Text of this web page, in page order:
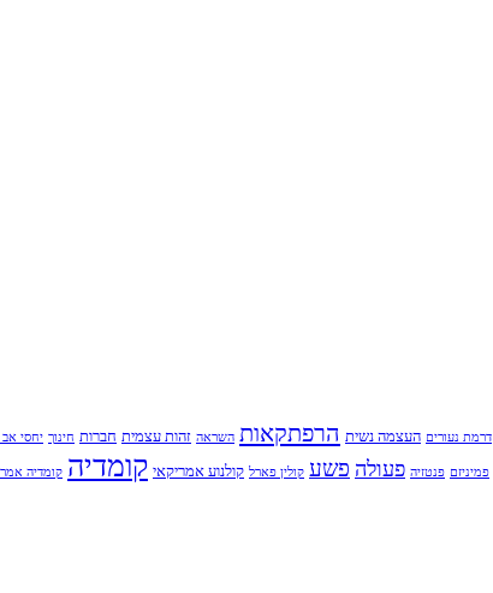
דרמת נעורים העצמה נשית הרפתקאות השראה זהות עצמית חברות חינוך יחסי אב
פמיניזם פנטזיה פעולה פשע קולין פארל קולנוע אמריקאי קומדיה קומדיה